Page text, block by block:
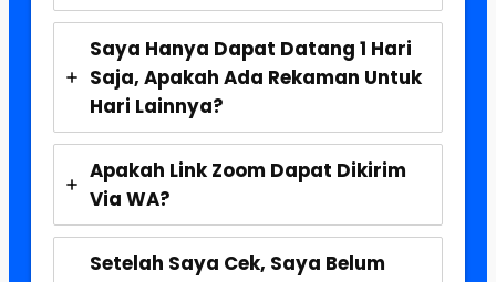
Saya Hanya Dapat Datang 1 Hari
Saja, Apakah Ada Rekaman Untuk
Hari Lainnya?
Apakah Link Zoom Dapat Dikirim
Via WA?
Setelah Saya Cek, Saya Belum